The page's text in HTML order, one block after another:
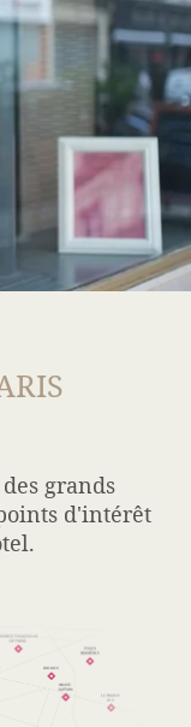
grands
d'intérêt